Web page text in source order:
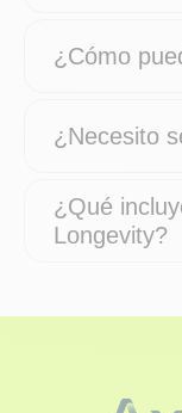
¿Cómo
¿Necesito
¿Qué
Longevity?